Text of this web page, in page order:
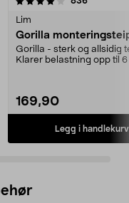
Lim
Gorilla
Gorilla - sterk og allsidig
Klarer belastning opp til 6
169,90
Legg i handlekurv